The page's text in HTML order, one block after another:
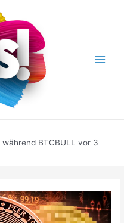
BTCBULL vor 3